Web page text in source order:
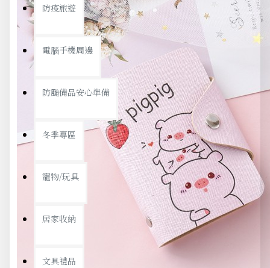
防疫旅遊
電腦手機周邊
防颱備品安心準備
冬季專區
寵物/玩具
居家收納
文具禮品